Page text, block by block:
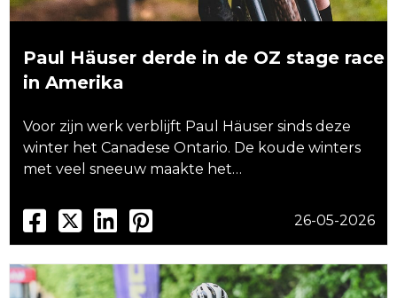
Paul Häuser derde in de OZ stage race
in Amerika
Voor zijn werk verblijft Paul Häuser sinds deze
winter het Canadese Ontario. De koude winters
met veel sneeuw maakte het…
26-05-2026